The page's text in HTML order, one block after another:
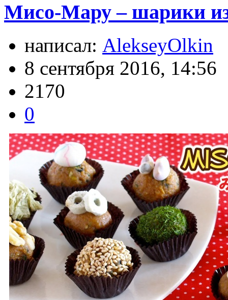
Мисо-Мару – шарики
написал: AlekseyOlkin
8 сентября 2016, 14:56
2170
0